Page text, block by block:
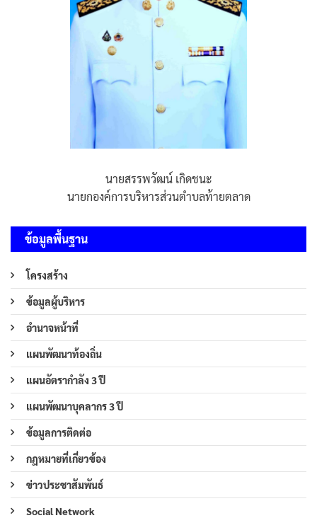
นายสรรพวัฒน์ เกิดชนะ
นายกองค์การบริหารส่วนตำบลท้ายตลาด
ข้อมูลพื้นฐาน
โครงสร้าง
ข้อมูลผู้บริหาร
อำนาจหน้าที่
แผนพัฒนาท้องถิ่น
แผนอัตรากำลัง 3 ปี
แผนพัฒนาบุคลากร 3 ปี
ข้อมูลการติดต่อ
กฎหมายที่เกี่ยวข้อง
ข่าวประชาสัมพันธ์
Social Network